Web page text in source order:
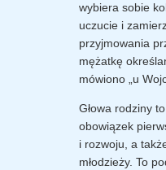
wybiera sobie
uczucie i
przyjmowania
mężatkę
mówiono „u
Głowa rodziny
obowiązek
i rozwoju, a
młodzieży. To